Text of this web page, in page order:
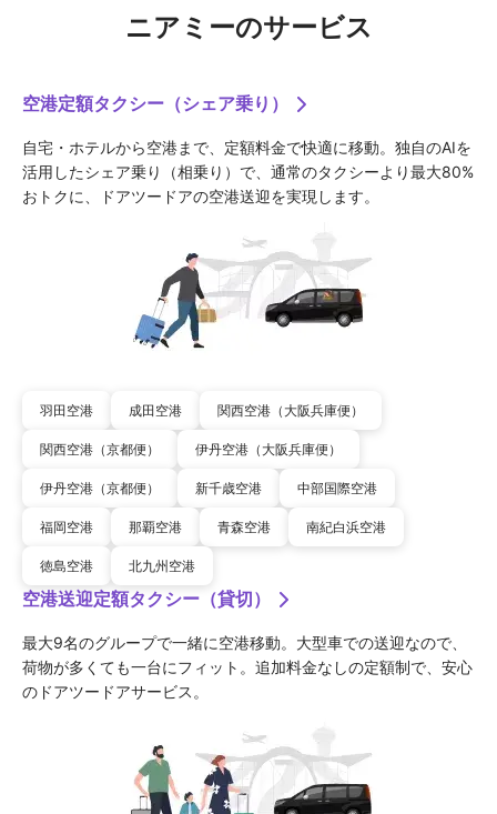
ニアミーのサービス
空港定額タクシー（シェア乗り）
自宅・ホテルから空港まで、定額料金で快適に移動。独自のAIを
活用したシェア乗り（相乗り）で、通常のタクシーより最大80%
おトクに、ドアツードアの空港送迎を実現します。
羽田空港 成田空港 関西空港（大阪兵庫便）
関西空港（京都便） 伊丹空港（大阪兵庫便）
伊丹空港（京都便） 新千歳空港 中部国際空港
福岡空港 那覇空港 青森空港 南紀白浜空港
徳島空港 北九州空港
空港送迎定額タクシー（貸切）
最大9名のグループで一緒に空港移動。大型車での送迎なので、
荷物が多くても一台にフィット。追加料金なしの定額制で、安心
のドアツードアサービス。